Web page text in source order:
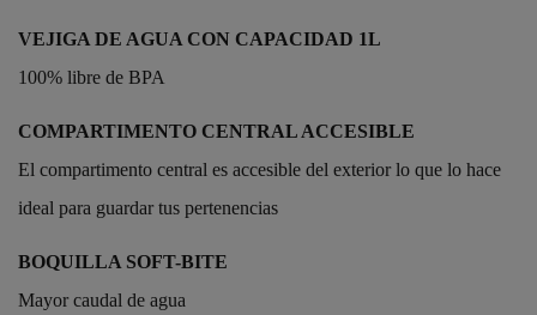
VEJIGA DE AGUA CON CAPACIDAD 1L
100% libre de BPA
COMPARTIMENTO CENTRAL ACCESIBLE
El compartimento central es accesible del exterior lo que lo hace
ideal para guardar tus pertenencias
BOQUILLA SOFT-BITE
Mayor caudal de agua